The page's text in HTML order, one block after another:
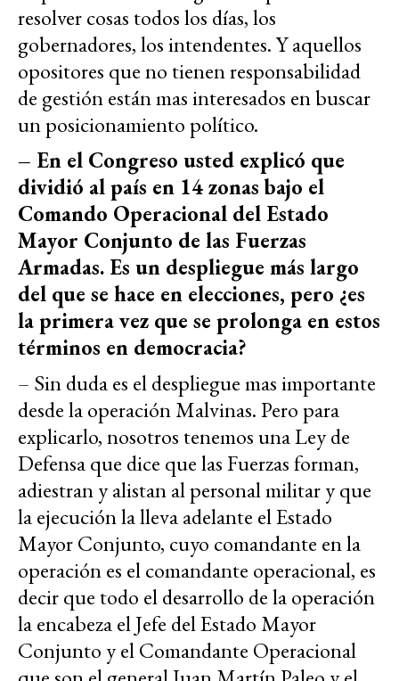
resolver cosas todos los días, los
gobernadores, los intendentes. Y aquellos
opositores que no tienen responsabilidad
de gestión están mas interesados en buscar
un posicionamiento político.
– En el Congreso usted explicó que
dividió al país en 14 zonas bajo el
Comando Operacional del Estado
Mayor Conjunto de las Fuerzas
Armadas. Es un despliegue más largo
del que se hace en elecciones, pero ¿es
la primera vez que se prolonga en estos
términos en democracia?
– Sin duda es el despliegue mas importante
desde la operación Malvinas. Pero para
explicarlo, nosotros tenemos una Ley de
Defensa que dice que las Fuerzas forman,
adiestran y alistan al personal militar y que
la ejecución la lleva adelante el Estado
Mayor Conjunto, cuyo comandante en la
operación es el comandante operacional, es
decir que todo el desarrollo de la operación
la encabeza el Jefe del Estado Mayor
Conjunto y el Comandante Operacional